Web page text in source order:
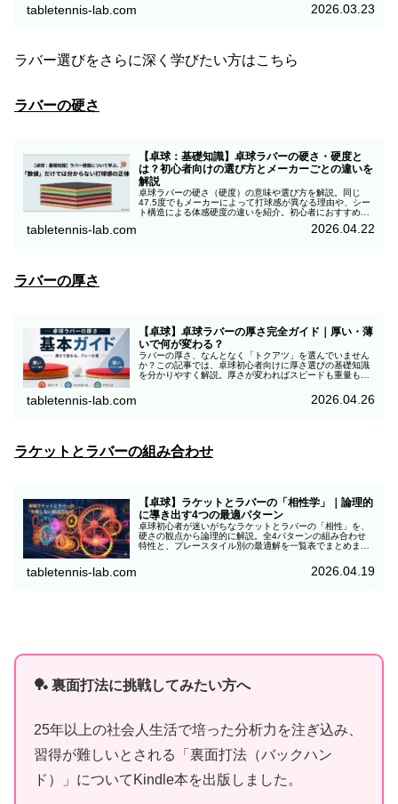
tabletennis-lab.com 2026.03.23
ラバー選びをさらに深く学びたい方はこちら
ラバーの硬さ
【卓球：基礎知識】卓球ラバーの硬さ・硬度と
は？初心者向けの選び方とメーカーごとの違いを
解説
卓球ラバーの硬さ（硬度）の意味や選び方を解説。同じ
47.5度でもメーカーによって打球感が異なる理由や、シー
ト構造による体感硬度の違いを紹介。初心者におすすめの
tabletennis-lab.com 2026.04.22
ラバーの厚さ
【卓球】卓球ラバーの厚さ完全ガイド｜厚い・薄
いで何が変わる？
ラバーの厚さ、なんとなく「トクアツ」を選んでいません
か？この記事では、卓球初心者向けに厚さ選びの基礎知識
を分かりやすく解説。厚さが変わればスピードも重量も劇
術を最大限に引き出す「最適な厚さ」の基準をお伝えしま
tabletennis-lab.com 2026.04.26
ラケットとラバーの組み合わせ
【卓球】ラケットとラバーの「相性学」｜論理的
に導き出す4つの最適パターン
卓球初心者が迷いがちなラケットとラバーの「相性」を、
硬さの観点から論理的に解説。全4パターンの組み合わせ
特性と、プレースタイル別の最適解を一覧表でまとめまし
知識を歴40年の知見を交えてお届けします。
tabletennis-lab.com 2026.04.19
🏓 裏面打法に挑戦してみたい方へ
25年以上の社会人生活で培った分析力を注ぎ込み、
習得が難しいとされる「裏面打法（バックハン
ド）」についてKindle本を出版しました。